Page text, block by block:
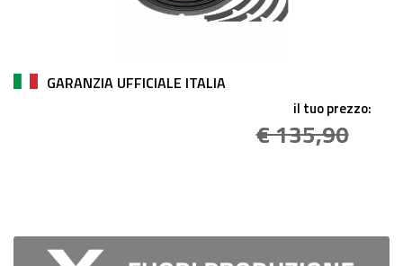
GARANZIA UFFICIALE ITALIA
il tuo prezzo:
€ 135,90